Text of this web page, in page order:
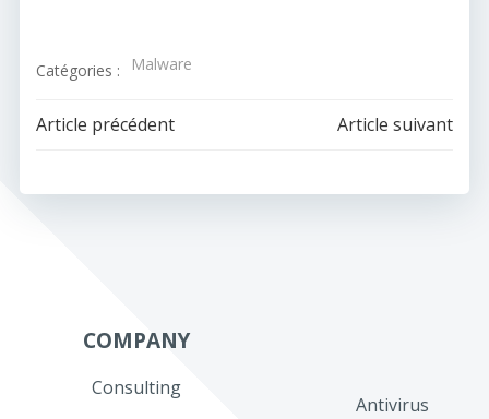
Catégories : Malware
Navigation
de
Article précédent
Navigation
de
Article suivant
COMPANY
Consulting
Antivirus